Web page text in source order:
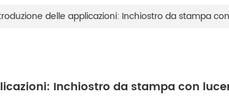
delle applicazioni: Inchiostro da stampa
Inchiostro da stampa con